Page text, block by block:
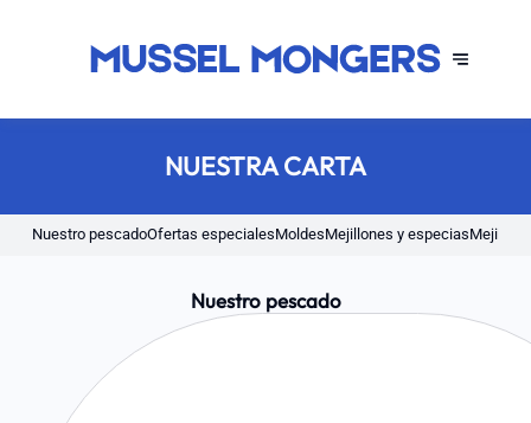
NUESTRA CARTA
Nuestro pescadoOfertas especialesMoldesMejillones y especias
Nuestro pescado